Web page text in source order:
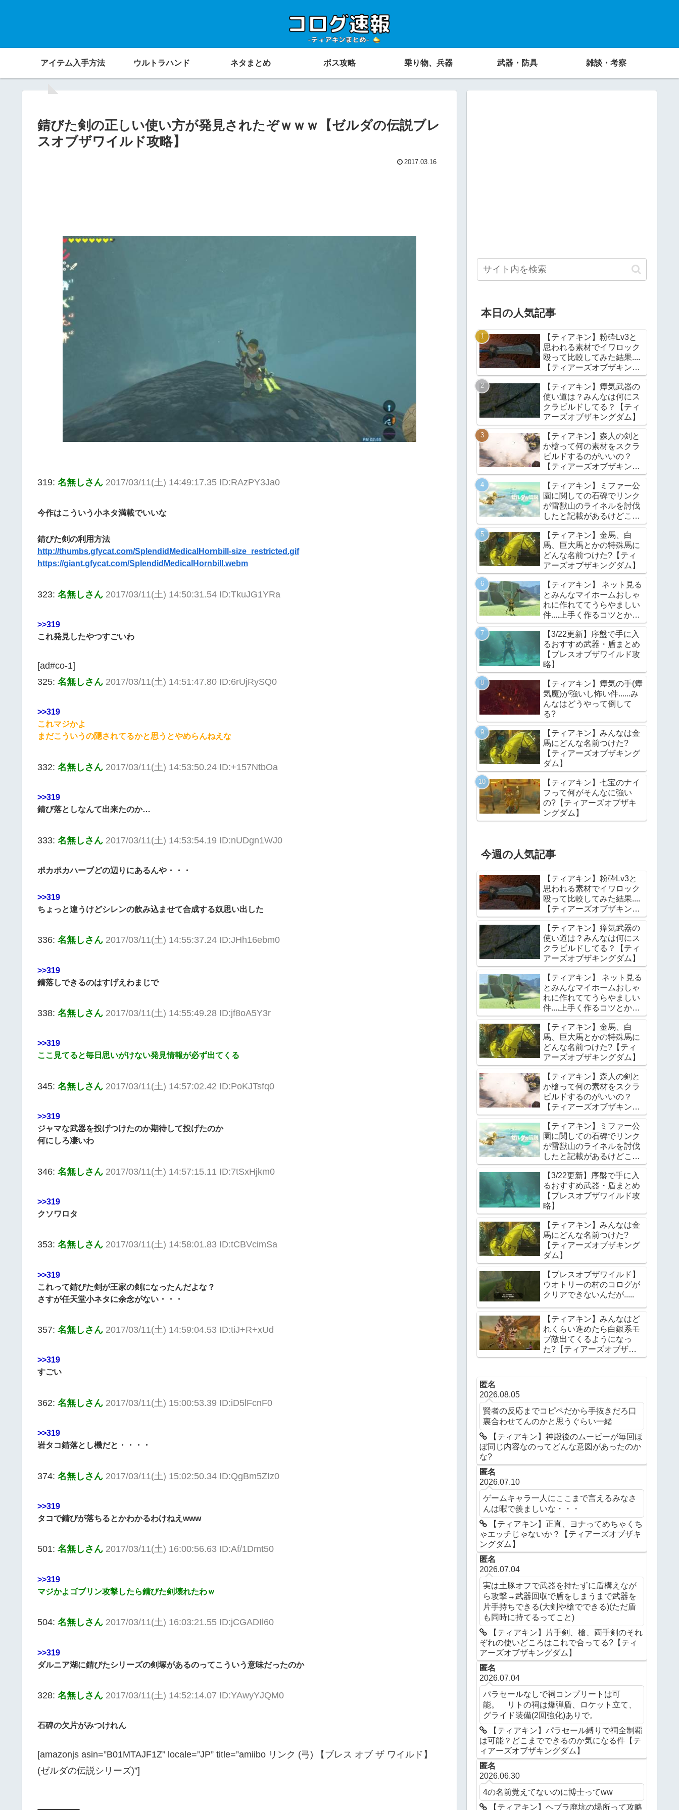
アイテム入手方法 ウルトラハンド ネタまとめ ボス攻略 乗り物、兵器 武器・防具 雑談・考察
錆びた剣の正しい使い方が発見されたぞｗｗｗ【ゼルダの伝説ブレ
スオブザワイルド攻略】
2017.03.16
319: 名無しさん 2017/03/11(土) 14:49:17.35 ID:RAzPY3Ja0
今作はこういう小ネタ満載でいいな
錆びた剣の利用方法
http://thumbs.gfycat.com/SplendidMedicalHornbill-size_restricted.gif
https://giant.gfycat.com/SplendidMedicalHornbill.webm
323: 名無しさん 2017/03/11(土) 14:50:31.54 ID:TkuJG1YRa
>>319
これ発見したやつすごいわ
[ad#co-1]
325: 名無しさん 2017/03/11(土) 14:51:47.80 ID:6rUjRySQ0
>>319
これマジかよ
まだこういうの隠されてるかと思うとやめらんねえな
332: 名無しさん 2017/03/11(土) 14:53:50.24 ID:+157NtbOa
>>319
錆び落としなんて出来たのか…
333: 名無しさん 2017/03/11(土) 14:53:54.19 ID:nUDgn1WJ0
ポカポカハーブどの辺りにあるんや・・・
>>319
ちょっと違うけどシレンの飲み込ませて合成する奴思い出した
336: 名無しさん 2017/03/11(土) 14:55:37.24 ID:JHh16ebm0
>>319
錆落しできるのはすげえわまじで
338: 名無しさん 2017/03/11(土) 14:55:49.28 ID:jf8oA5Y3r
>>319
ここ見てると毎日思いがけない発見情報が必ず出てくる
345: 名無しさん 2017/03/11(土) 14:57:02.42 ID:PoKJTsfq0
>>319
ジャマな武器を投げつけたのか期待して投げたのか
何にしろ凄いわ
346: 名無しさん 2017/03/11(土) 14:57:15.11 ID:7tSxHjkm0
>>319
クソワロタ
353: 名無しさん 2017/03/11(土) 14:58:01.83 ID:tCBVcimSa
>>319
これって錆びた剣が王家の剣になったんだよな？
さすが任天堂小ネタに余念がない・・・
357: 名無しさん 2017/03/11(土) 14:59:04.53 ID:tiJ+R+xUd
>>319
すごい
362: 名無しさん 2017/03/11(土) 15:00:53.39 ID:iD5lFcnF0
>>319
岩タコ錆落とし機だと・・・・
374: 名無しさん 2017/03/11(土) 15:02:50.34 ID:QgBm5ZIz0
>>319
タコで錆びが落ちるとかわかるわけねえwww
501: 名無しさん 2017/03/11(土) 16:00:56.63 ID:Af/1Dmt50
>>319
マジかよゴブリン攻撃したら錆びた剣壊れたわｗ
504: 名無しさん 2017/03/11(土) 16:03:21.55 ID:jCGADIl60
>>319
ダルニア湖に錆びたシリーズの剣塚があるのってこういう意味だったのか
328: 名無しさん 2017/03/11(土) 14:52:14.07 ID:YAwyYJQM0
石碑の欠片がみつけれん
[amazonjs asin=”B01MTAJF1Z” locale=”JP” title=”amiibo リンク (弓) 【ブレス オブ ザ ワイルド】
(ゼルダの伝説シリーズ)”]
本日の人気記事
【ティアキン】粉砕Lv3と
思われる素材でイワロック
殴って比較してみた結果....
【ティアーズオブザキング
ダム】
【ティアキン】瘴気武器の
使い道は？みんなは何にス
クラビルドしてる？【ティ
アーズオブザキングダム】
【ティアキン】森人の剣と
か槍って何の素材をスクラ
ビルドするのがいいの？
【ティアーズオブザキング
ダム】
【ティアキン】ミファー公
園に関しての石碑でリンク
が雷獣山のライネルを討伐
したと記載があるけどこれ
っていつの話?【ティアー
ズオブザキングダム】
【ティアキン】金馬、白
馬、巨大馬とかの特殊馬に
どんな名前つけた?【ティ
アーズオブザキングダム】
【ティアキン】 ネット見る
とみんなマイホームおしゃ
れに作れててうらやましい
件....上手く作るコツとかあ
る？【ティアーズオブザキ
ングダム】
【3/22更新】序盤で手に入
るおすすめ武器・盾まとめ
【ブレスオブザワイルド攻
略】
【ティアキン】瘴気の手(瘴
気魔)が強いし怖い件......み
んなはどうやって倒して
る?
【ティアキン】みんなは金
馬にどんな名前つけた?
【ティアーズオブザキング
ダム】
【ティアキン】七宝のナイ
フって何がそんなに強い
の?【ティアーズオブザキ
ングダム】
今週の人気記事
【ティアキン】粉砕Lv3と
思われる素材でイワロック
殴って比較してみた結果....
【ティアーズオブザキング
ダム】
【ティアキン】瘴気武器の
使い道は？みんなは何にス
クラビルドしてる？【ティ
アーズオブザキングダム】
【ティアキン】 ネット見る
とみんなマイホームおしゃ
れに作れててうらやましい
件....上手く作るコツとかあ
る？【ティアーズオブザキ
ングダム】
【ティアキン】金馬、白
馬、巨大馬とかの特殊馬に
どんな名前つけた?【ティ
アーズオブザキングダム】
【ティアキン】森人の剣と
か槍って何の素材をスクラ
ビルドするのがいいの？
【ティアーズオブザキング
ダム】
【ティアキン】ミファー公
園に関しての石碑でリンク
が雷獣山のライネルを討伐
したと記載があるけどこれ
っていつの話?【ティアー
ズオブザキングダム】
【3/22更新】序盤で手に入
るおすすめ武器・盾まとめ
【ブレスオブザワイルド攻
略】
【ティアキン】みんなは金
馬にどんな名前つけた?
【ティアーズオブザキング
ダム】
【ブレスオブザワイルド】
ウオトリーの村のコログが
クリアできないんだが.....
【ティアキン】みんなはど
れくらい進めたら白銀系モ
ブ敵出てくるようになっ
た?【ティアーズオブザキ
ングダム】
匿名
2026.08.05
賢者の反応までコピペだから手抜きだろ口
裏合わせてんのかと思うぐらい一緒
【ティアキン】神殿後のムービーが毎回ほ
ぼ同じ内容なのってどんな意図があったのか
な?
匿名
2026.07.10
ゲームキャラ一人にここまで言えるみなさ
んは暇で羨ましいな・・・
【ティアキン】正直、ヨナってめちゃくち
ゃエッチじゃないか？【ティアーズオブザキ
ングダム】
匿名
2026.07.04
実は土豚オフで武器を持たずに盾構えなが
ら攻撃→武器回収で盾をしまうまで武器を
片手持ちできる(大剣や槍でできる)(ただ盾
も同時に持てるってこと)
【ティアキン】片手剣、槍、両手剣のそれ
ぞれの使いどころはこれで合ってる?【ティ
アーズオブザキングダム】
匿名
2026.07.04
パラセールなしで祠コンプリートは可
能。 リトの祠は爆弾盾、ロケット立て、
グライド装備(2回強化)ありで。
【ティアキン】パラセール縛りで祠全制覇
は可能？どこまでできるのか気になる件【テ
ィアーズオブザキングダム】
匿名
2026.06.30
4の名前覚えてないのに博士ってww
【ティアキン】ヘブラ廃坑の場所って攻略